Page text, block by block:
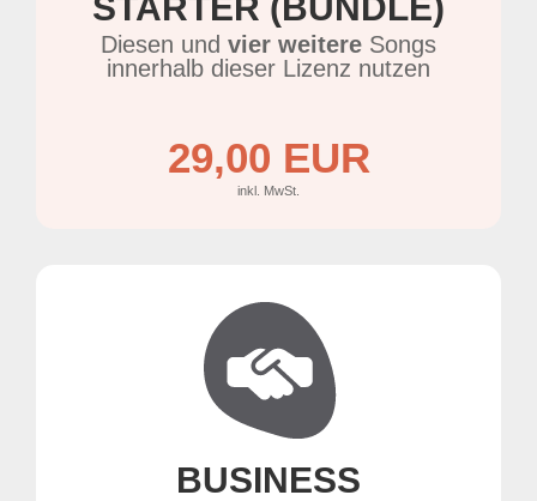
Diesen und vier weitere Songs
innerhalb dieser Lizenz nutzen
29,00 EUR
inkl. MwSt.
BUSINESS